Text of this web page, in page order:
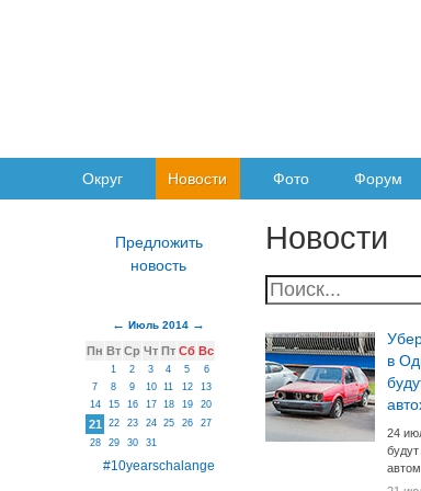
Округ Новости Фото Форум
Новости
в
24
Июль 2014
Пн Вт Ср Чт Пт Сб Вс
1 2 3 4 5
6
7
8 9 10 11 12
13
14
15 16 17 18 19 20
21 22 23 24 25 26
27
28
29 30 31
#10yearschalange